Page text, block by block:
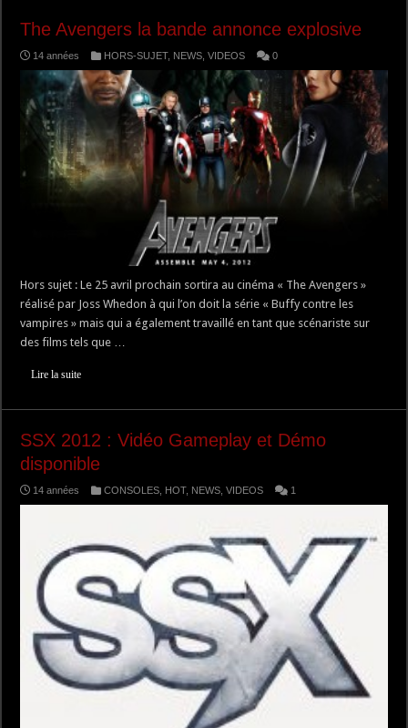
The Avengers la bande annonce explosive
14 années HORS-SUJET, NEWS,VIDEOS 0
Hors sujet : Le 25 avril prochain sortira au cinéma « The Avengers »
réalisé par Joss Whedon à qui l’on doit la série « Buffy contre les
vampires » mais qui a également travaillé en tant que scénariste sur
des films tels que …
Lire la suite
SSX 2012 : Vidéo Gameplay et Démo
disponible
14 années CONSOLES HOT, NEWS ,VIDEOS 1